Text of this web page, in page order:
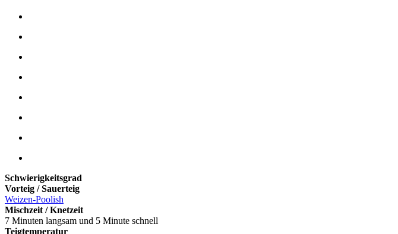
Schwierigkeitsgrad
Vorteig / Sauerteig
Weizen-Poolish
Mischzeit / Knetzeit
7 Minuten langsam und 5 Minute schnell
Teigtemperatur